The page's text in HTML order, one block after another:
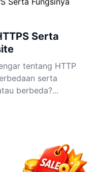
Serta
tentang HTTP
serta
berbeda?...